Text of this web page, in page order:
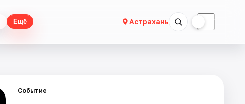
Ещё Астрахань ☾
Событие